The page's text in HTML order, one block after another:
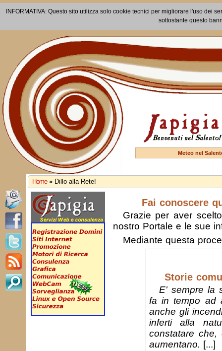
INFORMATIVA: Questo sito utilizza solo cookie tecnici per migliorare l'uso dei
sottostante questo
Meteo nel
Home » Dillo alla Rete!
Fai conoscere
Grazie per aver
nostro Portale e le sue
Mediante questa
Storie
E' sempre la
fa in tempo ad
anche gli
inferti alla
constatare
aumentano. [...]